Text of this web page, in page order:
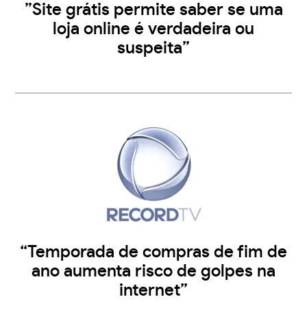
”Site grátis permite saber se uma
loja online é verdadeira ou
suspeita”
“Temporada de compras de fim de
ano aumenta risco de golpes na
internet”